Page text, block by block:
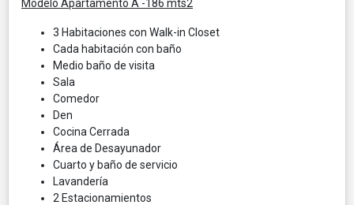
Modelo Apartamento A -186 mts2
3 Habitaciones con Walk-in Closet
Cada habitación con baño
Medio baño de visita
Sala
Comedor
Den
Cocina Cerrada
Área de Desayunador
Cuarto y baño de servicio
Lavandería
2 Estacionamientos